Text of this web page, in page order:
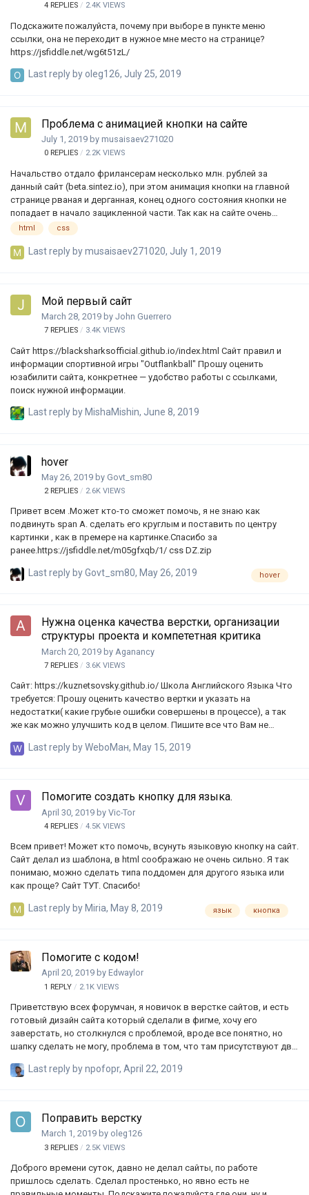
4 REPLIES 2.4K VIEWS
Подскажите пожалуйста, почему при выборе в пункте меню
ссылки, она не переходит в нужное мне место на странице?
https://jsfiddle.net/wg6t51zL/
Last reply by oleg126, July 25, 2019
Проблема с анимацией кнопки на сайте
July 1, 2019 by musaisaev271020
0 REPLIES 2.2K VIEWS
Начальство отдало фрилансерам несколько млн. рублей за
данный сайт (beta.sintez.io), при этом анимация кнопки на главной
странице рваная и дерганная, конец одного состояния кнопки не
попадает в начало зацикленной части. Так как на сайте очень
много графических элементов и анимаций, было принято решение
сделать прелоадер, после загрузки которого должна начаться
анимация всех элементов сайта, плавно, без дерганий и потерь
Проблема в том, что после загрузки прелоадера, анимация
"появлен…
Last reply bymusaisaev271020, July 1, 2019
html css
Мой первый сайт
March 28, 2019 by John Guerrero
7 REPLIES 3.4K VIEWS
Сайт https://blacksharksofficial.github.io/index.html Сайт правил и
информации спортивной игры "Outflankball" Прошу оценить
юзабилити сайта, конкретнее — удобство работы с ссылками,
поиск нужной информации.
Last reply by MishaMishin, June 8, 2019
hover
May 26, 2019 by Govt_sm80
2 REPLIES 2.6K VIEWS
Привет всем .Может кто-то сможет помочь, я не знаю как
подвинуть span А. сделать его круглым и поставить по центру
картинки , как в премере на картинке.Спасибо за
ранее.https://jsfiddle.net/m05gfxqb/1/ css DZ.zip
Last reply byGovt_sm80, May 26, 2019 hover
Нужна оценка качества верстки, организации
структуры проекта и компететная критика
March 20, 2019 by Aganancy
7 REPLIES 3.6K VIEWS
Сайт: https://kuznetsovsky.github.io/ Школа Английского Языка Что
требуется: Прошу оценить качество вертки и указать на
недостатки( какие грубые ошибки совершены в процессе), а так
же как можно улучшить код в целом. Пишите все что Вам не
Вы сделали? Также я бы хотел узнать у Вас время, за сколько бы
структура проекта. До скриптов и оптимизации еще не дошел по
этому их нет. Вопросы: - Заказали бы Вы у меня вёрстку? (если нет,
Last reply byWeboМан, May 15, 2019
Помогите создать кнопку для языка.
April 30, 2019 by Vic-Tor
4 REPLIES 4.5K VIEWS
Всем привет! Может кто помочь, всунуть языковую кнопку на сайт.
Сайт делал из шаблона, в html соображаю не очень сильно. Я так
понимаю, можно сделать типа поддомен для другого языка или
как проще? Сайт ТУТ. Спасибо!
Last reply by Miria, May 8, 2019 язык кнопка
Помогите с кодом!
April 20, 2019 by Edwaylor
1 REPLY 2.1K VIEWS
Приветствую всех форумчан, я новичок в верстке сайтов, и есть
готовый дизайн сайта который сделали в фигме, хочу его
заверстать, но столкнулся с проблемой, вроде все понятно, но
шапку сделать не могу, проблема в том, что там присутствуют два
было красиво и с этой наклонной чертой) прикладываю
Last reply bynpofopr, April 22, 2019
Поправить верстку
March 1, 2019 by oleg126
3 REPLIES 2.5K VIEWS
Доброго времени суток, давно не делал сайты, по работе
пришлось сделать. Сделал простенько, но явно есть не